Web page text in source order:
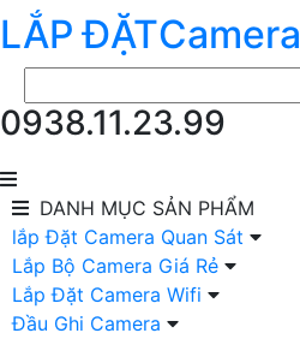
LẮP ĐẶTCamera
0938.11.23.99
DANH MỤC SẢN PHẨM
lắp Đặt Camera Quan Sát
Lắp Bộ Camera Giá Rẻ
Lắp Đặt Camera Wifi
Đầu Ghi Camera